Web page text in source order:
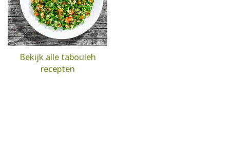
Bekijk alle tabouleh
recepten